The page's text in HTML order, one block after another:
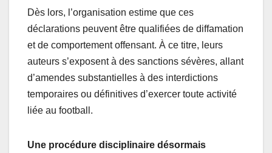
Dès lors, l’organisation estime que ces
déclarations peuvent être qualifiées de diffamation
et de comportement offensant. À ce titre, leurs
auteurs s’exposent à des sanctions sévères, allant
d’amendes substantielles à des interdictions
temporaires ou définitives d’exercer toute activité
liée au football.
Une procédure disciplinaire désormais